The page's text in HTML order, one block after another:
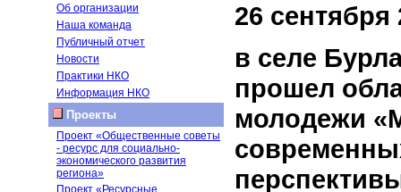
Об организации
Наша команда
Публичный отчет
Новости
Практики НКО
Информация НКО
Проекты
Проект «Общественные советы
- ресурс для социально-
экономического развития
региона»
Проект «Ресурсные
26 сентября
в селе
прошел
молодежи